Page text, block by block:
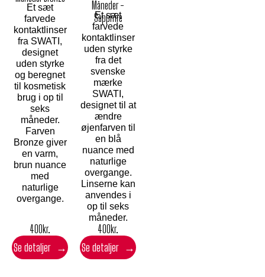
Et sæt
farvede
kontaktlinser
fra SWATI,
designet
uden styrke
og beregnet
til kosmetisk
brug i op til
seks
måneder.
Farven
Bronze giver
en varm,
brun nuance
med
naturlige
overgange.
400kr.
Se detaljer
Et sæt
farvede
kontaktlinser
uden styrke
fra det
svenske
mærke
SWATI,
designet til at
ændre
øjenfarven til
en blå
nuance med
naturlige
overgange.
Linserne kan
anvendes i
op til seks
måneder.
400kr.
Se detaljer